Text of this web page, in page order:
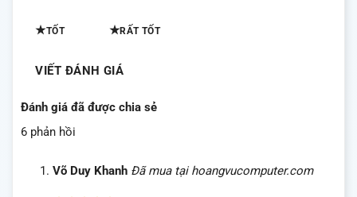
★TỐT ★RẤT TỐT
VIẾT ĐÁNH GIÁ
Đánh giá đã được chia sẻ
6 phản hồi
Võ Duy Khanh Đã mua tại hoangvucomputer.com